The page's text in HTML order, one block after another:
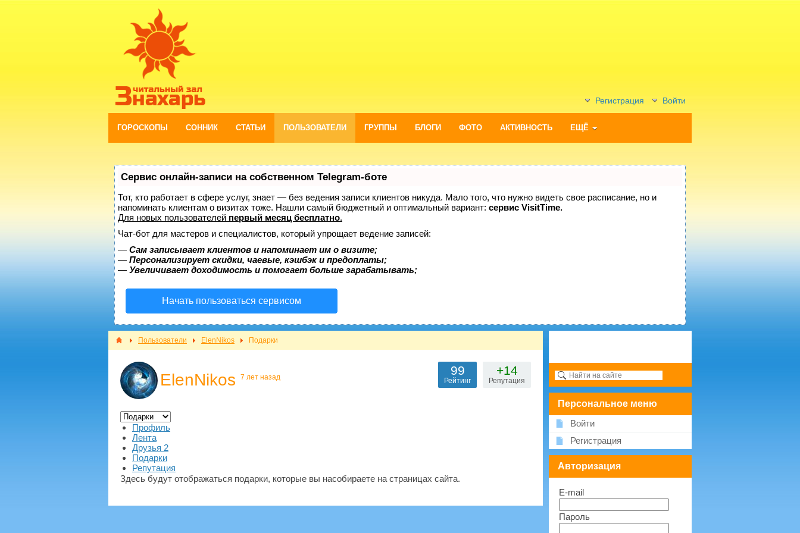
Регистрация Войти
ГОРОСКОПЫ СОННИК СТАТЬИ ПОЛЬЗОВАТЕЛИ ГРУППЫ БЛОГИ ФОТО АКТИВНОСТЬ ЕЩЁ
Сервис онлайн-записи на собственном Telegram-боте
Тот, кто работает в сфере услуг, знает — без ведения записи клиентов никуда. Мало того, что нужно видеть свое расписание, но и
напоминать клиентам о визитах тоже. Нашли самый бюджетный и оптимальный вариант: сервис VisitTime.
Для новых пользователей первый месяц бесплатно.
Чат-бот для мастеров и специалистов, который упрощает ведение записей:
— Сам записывает клиентов и напоминает им о визите;
— Персонализирует скидки, чаевые, кэшбэк и предоплаты;
— Увеличивает доходимость и помогает больше зарабатывать;
Начать пользоваться сервисом
Пользователи ElenNikos Подарки
ElenNikos 7 лет назад
+14
Репутация
99
Рейтинг
Профиль
Лента
Друзья 2
Подарки
Репутация
Здесь будут отображаться подарки, которые вы насобираете на страницах сайта.
Персональное меню
Войти
Регистрация
Авторизация
E-mail
Пароль